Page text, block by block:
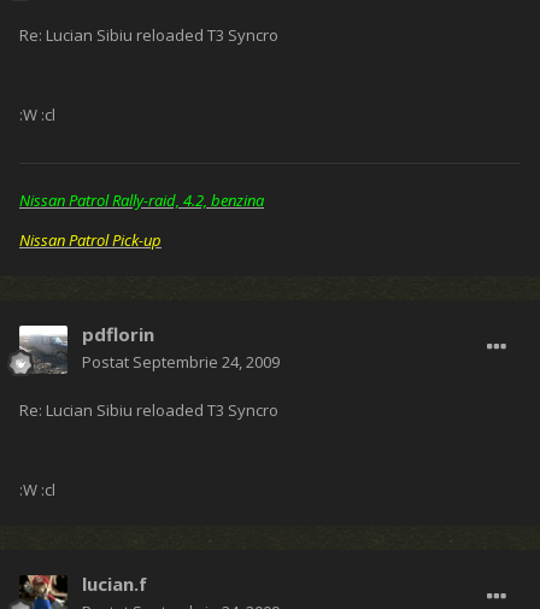
Re: Lucian Sibiu reloaded T3 Syncro
:W :cl
Nissan Patrol Rally-raid, 4.2, benzina
Nissan Patrol Pick-up
pdflorin
Postat Septembrie 24, 2009
Re: Lucian Sibiu reloaded T3 Syncro
:W :cl
lucian.f